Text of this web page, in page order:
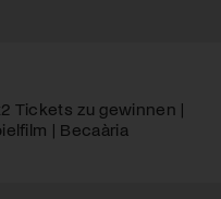
Tickets zu gewinnen |
| Becaària